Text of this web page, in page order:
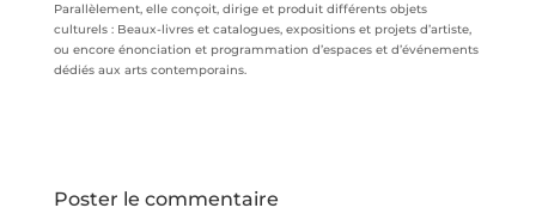
Parallèlement, elle conçoit, dirige et produit différents objets
culturels : Beaux-livres et catalogues, expositions et projets d’artiste,
ou encore énonciation et programmation d’espaces et d’événements
dédiés aux arts contemporains.
Poster le commentaire